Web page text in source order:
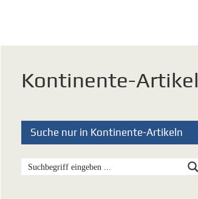
Kontinente-Artikel
Suche nur in Kontinente-Artikeln